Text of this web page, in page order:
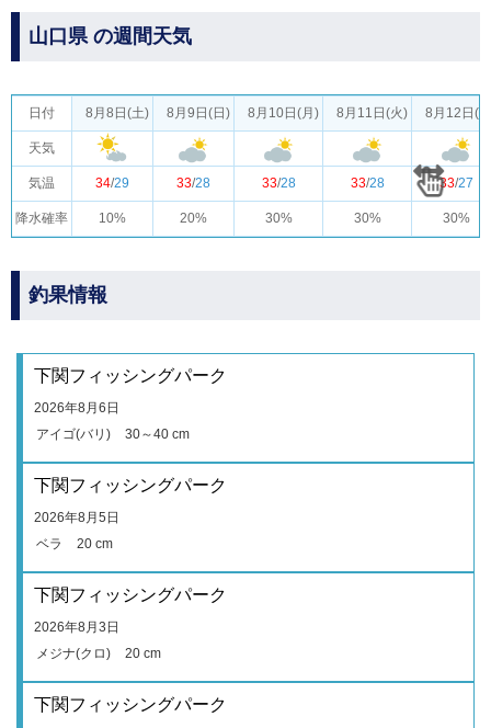
山口県 の週間天気
日付
天気
気温
降水確率
8月8日(土) 8月9日(日) 8月10日(月) 8月11日(火) 8月12日(
34/29 33/28 33/28 33/28 33/27
10% 20% 30% 30% 30%
釣果情報
下関フィッシングパーク
2026年8月6日
アイゴ(バリ)
30～40 cm
下関フィッシングパーク
2026年8月5日
ベラ
20 cm
下関フィッシングパーク
2026年8月3日
メジナ(クロ)
20 cm
下関フィッシングパーク